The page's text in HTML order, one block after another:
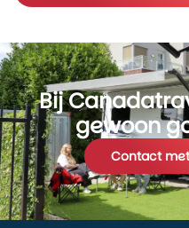
Bij
gewoon
Contact